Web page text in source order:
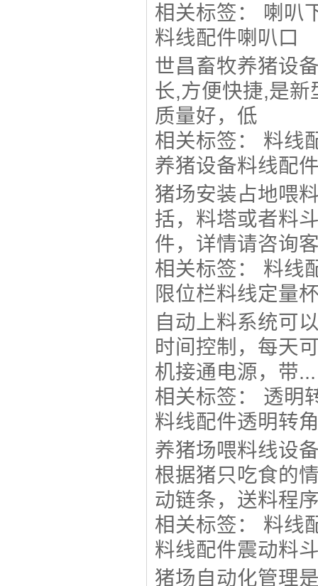
相关标签：
喇叭
料线配件喇叭口
世昌畜牧养猪设
长,方便快捷,是
质量好，低
相关标签：
料线
养猪设备料线配
猪场安装占地喂
括，料塔或者料
件，详情请咨询
相关标签：
料线
限位栏料线定量
自动上料系统可
时间控制，每天
机接通电源，带...
相关标签：
透明
料线配件透明转
养猪场喂料线设
根据猪只吃食的
动链条，送料程
相关标签：
料线
料线配件震动料
猪场自动化管理